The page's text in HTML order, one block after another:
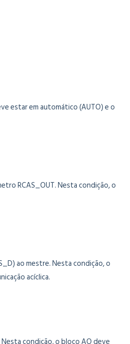
estar em automático (AUTO) e o
RCAS_OUT. Nesta condição, o
ao mestre. Nesta condição, o
acíclica.